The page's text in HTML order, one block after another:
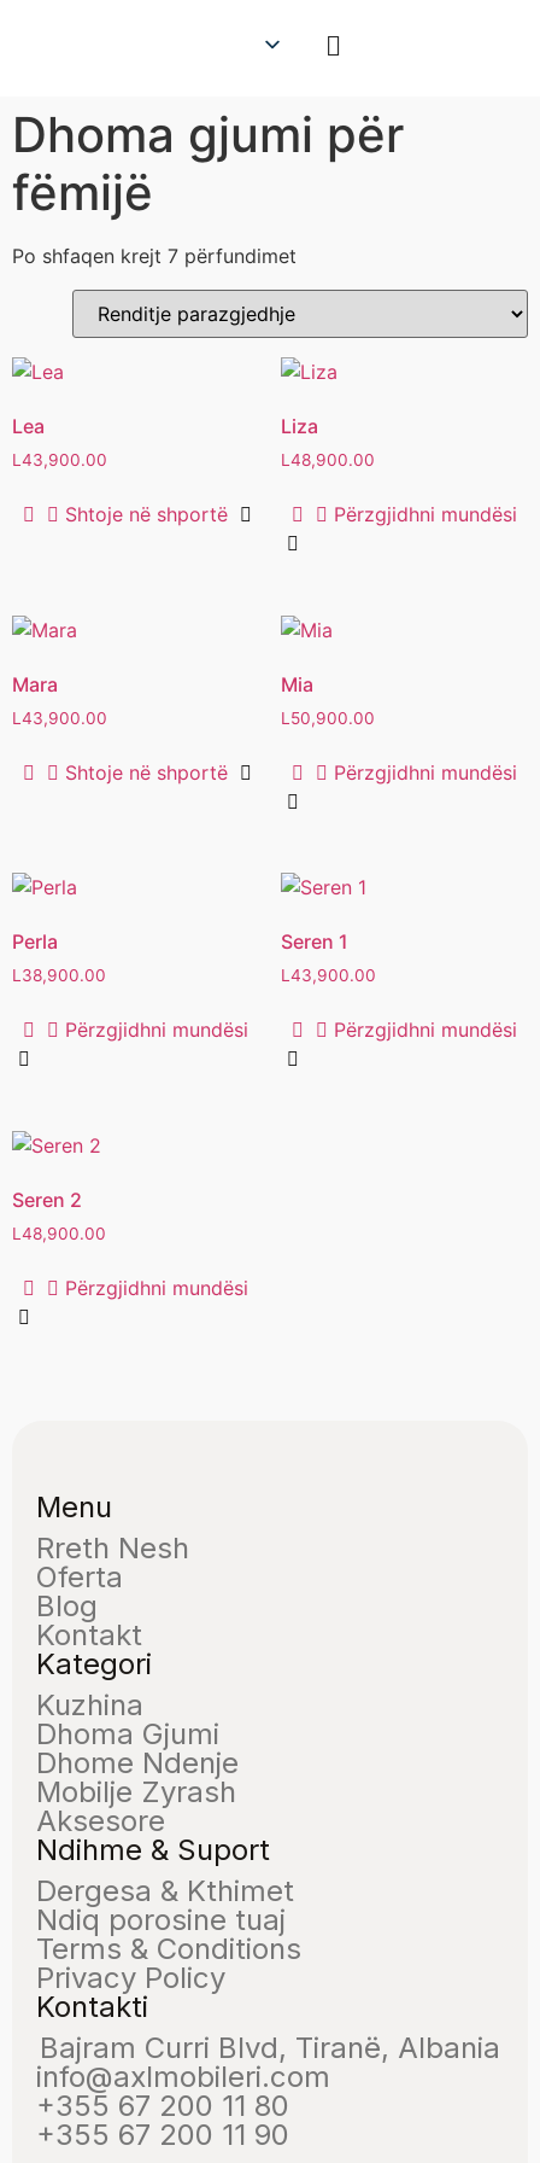
Dhoma gjumi për
fëmijë
Po shfaqen krejt 7 përfundimet
Lea
L 43,900.00
Shtoje në shportë
Liza
L 48,900.00
Përzgjidhni mundësi
Mara
L 43,900.00
Shtoje në shportë
Mia
L 50,900.00
Përzgjidhni mundësi
Perla
L38,900.00
Përzgjidhni mundësi
Seren 1
L43,900.00
Përzgjidhni mundësi
Seren 2
L 48,900.00
Përzgjidhni mundësi
Menu
Rreth Nesh
Oferta
Blog
Kontakt
Kategori
Kuzhina
Dhoma Gjumi
Dhome Ndenje
Mobilje Zyrash
Aksesore
Ndihme & Suport
Dergesa & Kthimet
Ndiq porosine tuaj
Terms & Conditions
Privacy Policy
Kontakti
Bajram Curri Blvd, Tiranë, Albania
info@axlmobileri.com
+355 67 200 11 80
+355 67 200 11 90